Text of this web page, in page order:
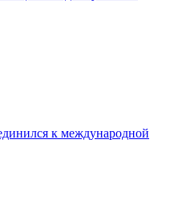
к международной